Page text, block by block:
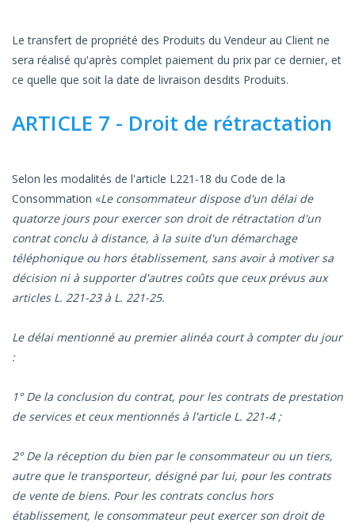
Le transfert de propriété des Produits du Vendeur au Client ne
sera réalisé qu'après complet paiement du prix par ce dernier, et
ce quelle que soit la date de livraison desdits Produits.
ARTICLE 7 - Droit de rétractation
Selon les modalités de l'article L221-18 du Code de la
Consommation «Le consommateur dispose d'un délai de
quatorze jours pour exercer son droit de rétractation d'un
contrat conclu à distance, à la suite d'un démarchage
téléphonique ou hors établissement, sans avoir à motiver sa
décision ni à supporter d'autres coûts que ceux prévus aux
articles L. 221-23 à L. 221-25.
Le délai mentionné au premier alinéa court à compter du jour
:
1° De la conclusion du contrat, pour les contrats de prestation
de services et ceux mentionnés à l'article L. 221-4 ;
2° De la réception du bien par le consommateur ou un tiers,
autre que le transporteur, désigné par lui, pour les contrats
de vente de biens. Pour les contrats conclus hors
établissement, le consommateur peut exercer son droit de